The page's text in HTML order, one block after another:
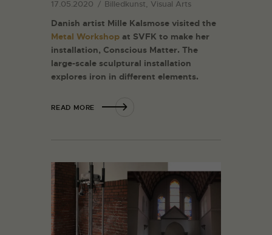
17.05.2020 Billedkunst, Visual Arts
Danish artist Mille Kalsmose visited the
Metal Workshop at SVFK to make her
installation, Conscious Matter. The
large-scale sculptural installation
explores iron in different elements.
READ MORE